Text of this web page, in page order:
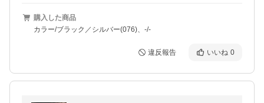
購入した商品
カラー/ブラック／シルバー(076)、-/-
違反報告 いいね 0